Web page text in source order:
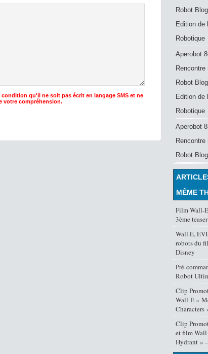
qu'il ne soit pas écrit en langage SMS et ne
votre compréhension.
Robot Blog
Edition de
Robotique
Aperobot
Rencontre
Robot Blog
Edition de
Robotique
Aperobot
Rencontre
Robot Blog
MÊME
Film Wall-
3ème
Wall.E,
robots du
Disney
Pré-
Robot
Clip
Wall-E «
Characters
Clip
et film
Hydrant »